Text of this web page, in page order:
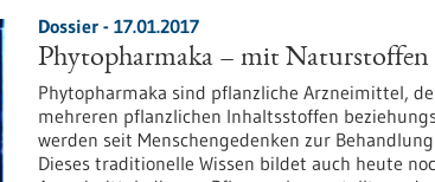
Dossier - 17.01.2017
Phytopharmaka – mit Naturstoffen
Phytopharmaka sind pflanzliche Arzneimittel,
mehreren pflanzlichen Inhaltsstoffen
werden seit Menschengedenken zur
Dieses traditionelle Wissen bildet auch heute